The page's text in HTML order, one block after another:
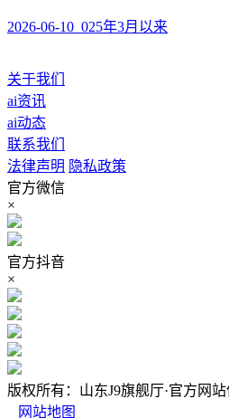
2026-06-10 025年3月以来
关于我们
ai资讯
ai动态
联系我们
法律声明 隐私政策
官方微信
×
官方抖音
×
版权所有：山东J9旗舰厅·官方网
网站地图